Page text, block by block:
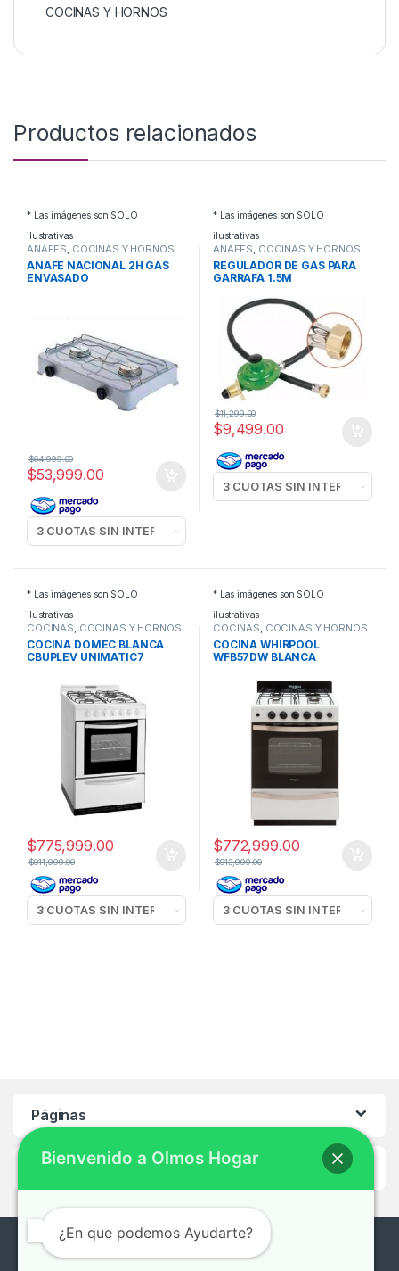
COCINAS Y HORNOS
Productos relacionados
* Las imágenes son SOLO
ilustrativas
ANAFES, COCINAS Y HORNOS
ANAFE NACIONAL 2H GAS
ENVASADO
$53,999.00
$64,999.00
* Las imágenes son SOLO
ilustrativas
ANAFES, COCINAS Y HORNOS
REGULADOR DE GAS PARA
GARRAFA 1.5M
$9,499.00
$11,299.00
* Las imágenes son SOLO
ilustrativas
COCINAS, COCINAS Y HORNOS
COCINA DOMEC BLANCA
CBUPLEV UNIMATIC7
$775,999.00
$911,999.00
* Las imágenes son SOLO
ilustrativas
COCINAS, COCINAS Y HORNOS
COCINA WHIRPOOL
WFB57DW BLANCA
$772,999.00
$913,999.00
Páginas
Ayuda
Bienvenido a Olmos Hogar
¿En que podemos Ayudarte?